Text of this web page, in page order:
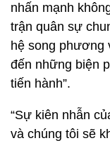
nhấn mạnh
trận quân sự
hệ song phương
đến những biện
tiến hành”.
“Sự kiên nhẫn
và chúng tôi sẽ